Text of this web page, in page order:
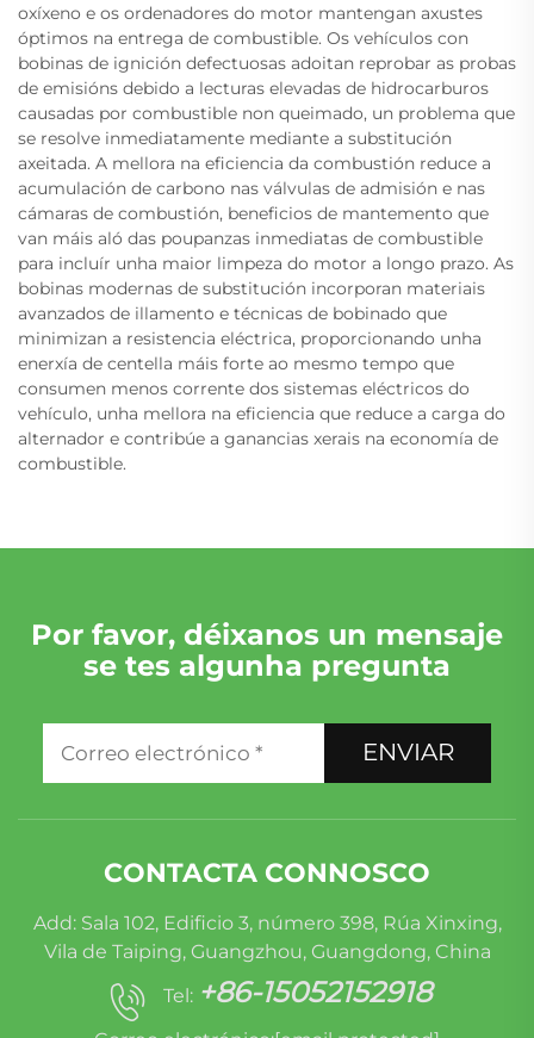
oxíxeno e os ordenadores do motor mantengan axustes
óptimos na entrega de combustible. Os vehículos con
bobinas de ignición defectuosas adoitan reprobar as probas
de emisións debido a lecturas elevadas de hidrocarburos
causadas por combustible non queimado, un problema que
se resolve inmediatamente mediante a substitución
axeitada. A mellora na eficiencia da combustión reduce a
acumulación de carbono nas válvulas de admisión e nas
cámaras de combustión, beneficios de mantemento que
van máis aló das poupanzas inmediatas de combustible
para incluír unha maior limpeza do motor a longo prazo. As
bobinas modernas de substitución incorporan materiais
avanzados de illamento e técnicas de bobinado que
minimizan a resistencia eléctrica, proporcionando unha
enerxía de centella máis forte ao mesmo tempo que
consumen menos corrente dos sistemas eléctricos do
vehículo, unha mellora na eficiencia que reduce a carga do
alternador e contribúe a ganancias xerais na economía de
combustible.
Por favor, déixanos un mensaje
se tes algunha pregunta
ENVIAR
CONTACTA CONNOSCO
Add: Sala 102, Edificio 3, número 398, Rúa Xinxing,
Vila de Taiping, Guangzhou, Guangdong, China
Tel: +86-15052152918